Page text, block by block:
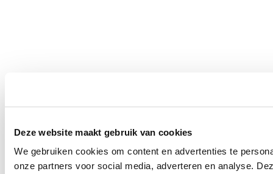
Deze website maakt gebruik van cookies
We gebruiken cookies om content en advertenties te
onze partners voor social media, adverteren en analyse.